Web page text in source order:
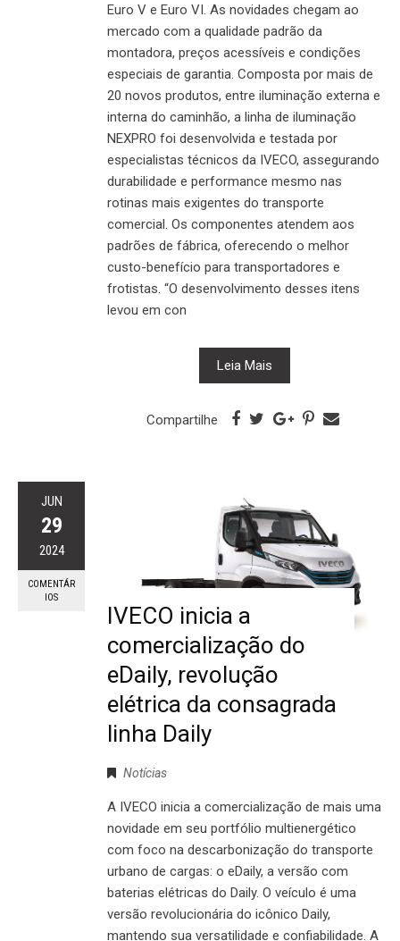
Euro V e Euro VI. As novidades chegam ao
mercado com a qualidade padrão da
montadora, preços acessíveis e condições
especiais de garantia. Composta por mais de
20 novos produtos, entre iluminação externa e
interna do caminhão, a linha de iluminação
NEXPRO foi desenvolvida e testada por
especialistas técnicos da IVECO, assegurando
durabilidade e performance mesmo nas
rotinas mais exigentes do transporte
comercial. Os componentes atendem aos
padrões de fábrica, oferecendo o melhor
custo-benefício para transportadores e
frotistas. “O desenvolvimento desses itens
levou em con
Leia Mais
Compartilhe
JUN
29
2024
COMENTÁR
IOS
IVECO inicia a
comercialização do
eDaily, revolução
elétrica da consagrada
linha Daily
Notícias
A IVECO inicia a comercialização de mais uma
novidade em seu portfólio multienergético
com foco na descarbonização do transporte
urbano de cargas: o eDaily, a versão com
baterias elétricas do Daily. O veículo é uma
versão revolucionária do icônico Daily,
mantendo sua versatilidade e confiabilidade. A